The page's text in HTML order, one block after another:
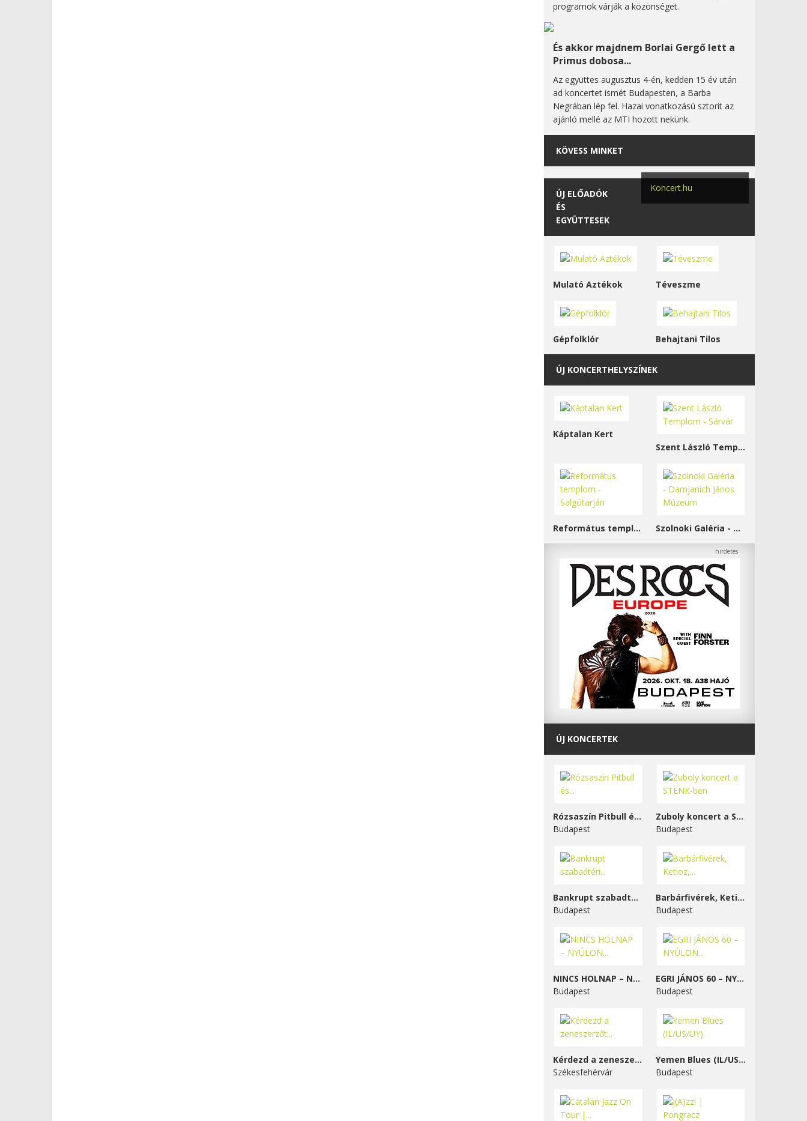
programok várják a közönséget.
És akkor majdnem Borlai Gergő lett a
Primus dobosa...
Az együttes augusztus 4-én, kedden 15 év után
ad koncertet ismét Budapesten, a Barba
Negrában lép fel. Hazai vonatkozású sztorit az
ajánló mellé az MTI hozott nekünk.
KÖVESS MINKET
Koncert.hu
ÚJ ELŐADÓK
ÉS
EGYÜTTESEK
Mulató Aztékok Téveszme
Gépfolklór Behajtani Tilos
ÚJ KONCERTHELYSZÍNEK
Káptalan Kert
Szent László Templom - Sárvár
Református templom - Salgótarján Szolnoki Galéria - Damjanich János Múzeum
ÚJ KONCERTEK
Rózsaszín Pitbull és...
Budapest
Zuboly koncert a STENK-ben
Budapest
Bankrupt szabadtéri...
Budapest
Barbárfivérek, Ketioz,...
Budapest
NINCS HOLNAP – NYÚLON...
Budapest
EGRI JÁNOS 60 – NYÚLON...
Budapest
Kérdezd a zeneszerzőt...
Székesfehérvár
Yemen Blues (IL/US/UY)
Budapest